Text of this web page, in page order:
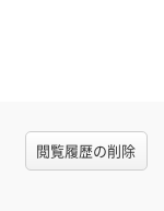
閲覧履歴の削除